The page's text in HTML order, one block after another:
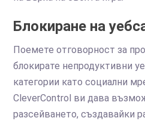
Блокиране на
Поемете отговорност за
блокирате непродуктивни
категории като социални
CleverControl ви дава
разсейването, създавайки